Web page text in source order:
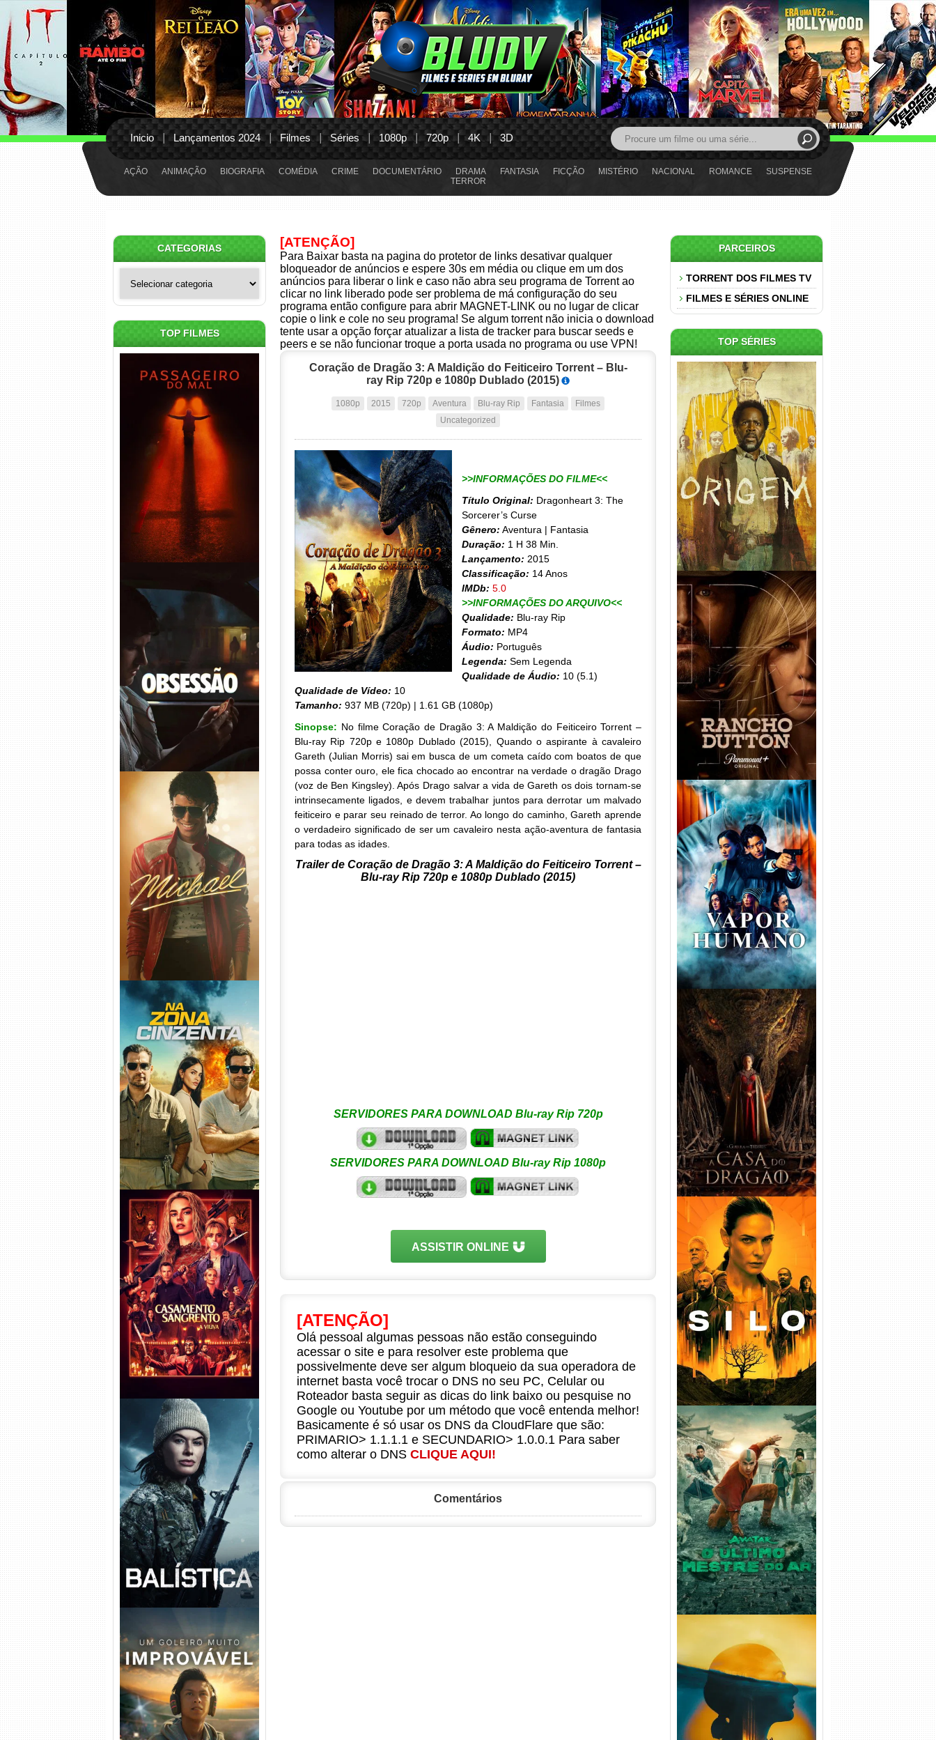
Inicio Lançamentos 2024 Filmes Séries 1080p 720p 4K 3D
AÇÃO ANIMAÇÃO BIOGRAFIA COMÉDIA CRIME DOCUMENTÁRIO DRAMA FANTASIA FICÇÃO MISTÉRIO NACIONAL ROMANCE
SUSPENSE
TERROR
[ATENÇÃO]
Para Baixar basta na pagina do protetor de links desativar qualquer
bloqueador de anúncios e espere 30s em média ou clique em um dos
anúncios para liberar o link e caso não abra seu programa de Torrent ao
clicar no link liberado pode ser problema de má configuração do seu
programa então configure para abrir MAGNET-LINK ou no lugar de clicar
copie o link e cole no seu programa! Se algum torrent não inicia o download
tente usar a opção forçar atualizar a lista de tracker para buscar seeds e
peers e se não funcionar troque a porta usada no programa ou use VPN!
Coração de Dragão 3: A Maldição do Feiticeiro Torrent – Blu-
ray Rip 720p e 1080p Dublado (2015)
1080p 2015 720p Aventura Blu-ray Rip Fantasia
Filmes
Uncategorized
>>INFORMAÇÕES DO FILME<<
Título Original: Dragonheart 3: The
Sorcerer’s Curse
Gênero: Aventura | Fantasia
Duração: 1 H 38 Min.
Lançamento: 2015
Classificação: 14 Anos
IMDb: 5.0
>>INFORMAÇÕES DO ARQUIVO<<
Qualidade: Blu-ray Rip
Formato: MP4
Áudio: Português
Legenda: Sem Legenda
Qualidade de Áudio: 10 (5.1)
Qualidade de Vídeo: 10
Tamanho: 937 MB (720p) | 1.61 GB (1080p)
Sinopse: No filme Coração de Dragão 3: A Maldição do Feiticeiro Torrent –
Blu-ray Rip 720p e 1080p Dublado (2015), Quando o aspirante à cavaleiro
Gareth (Julian Morris) sai em busca de um cometa caído com boatos de que
possa conter ouro, ele fica chocado ao encontrar na verdade o dragão Drago
(voz de Ben Kingsley). Após Drago salvar a vida de Gareth os dois tornam-se
intrinsecamente ligados, e devem trabalhar juntos para derrotar um malvado
feiticeiro e parar seu reinado de terror. Ao longo do caminho, Gareth aprende
o verdadeiro significado de ser um cavaleiro nesta ação-aventura de fantasia
para todas as idades.
Trailer de Coração de Dragão 3: A Maldição do Feiticeiro Torrent –
Blu-ray Rip 720p e 1080p Dublado (2015)
SERVIDORES PARA DOWNLOAD Blu-ray Rip 720p
SERVIDORES PARA DOWNLOAD Blu-ray Rip 1080p
ASSISTIR ONLINE
[ATENÇÃO]
Olá pessoal algumas pessoas não estão conseguindo
acessar o site e para resolver este problema que
possivelmente deve ser algum bloqueio da sua operadora de
internet basta você trocar o DNS no seu PC, Celular ou
Roteador basta seguir as dicas do link baixo ou pesquise no
Google ou Youtube por um método que você entenda melhor!
Basicamente é só usar os DNS da CloudFlare que são:
PRIMARIO> 1.1.1.1 e SECUNDARIO> 1.0.0.1 Para saber
como alterar o DNS CLIQUE AQUI!
Comentários
CATEGORIAS
TOP FILMES
Passageiro do Mal Torrent
(2026) WEB-DL 1080p Dual
Áudio
Obsessão Torrent (2026)
WEB-DL 1080p/4K Dual
Áudio
Michael Torrent (2026) WEB-
DL 1080p/4K Dual Áudio
Na Zona Cinzenta Torrent
(2026) WEB-DL 1080p/4K
Dual Áudio
Casamento Sangrento: A
Viúva Torrent (2026) WEB-DL
720p/1080p/4K Dual Áudio
Balística Torrent (2025) WEB-
DL 1080p Dual Áudio
Um Goleiro Muito Improvável
Torrent (2026) WEB-DL 1080p
Dual Áudio
PARCEIROS
TORRENT DOS FILMES TV
FILMES E SÉRIES ONLINE
TOP SÉRIES
Origem 4ª Temporada Torrent
(2026) WEB-DL 1080p/4K
Dual Áudio
Rancho Dutton 1ª
Temporada Torrent (2026)
WEB-DL 1080p Dual Áudio
Vapor Humano 1ª Temporada
Torrent (2026) WEB-DL 1080p
Dual Áudio
A Casa do Dragão 1ª
Temporada Torrent (2022)
WEB-DL 720p/1080p Dual
Áudio
Silo 1ª Temporada Torrent
(2023) WEB-DL
720p/1080p/4K Dual Áudio
Avatar: O Último Mestre do
Ar 2ª Temporada Torrent
(2026) WEB-DL 1080p Dual
Áudio
Silo 2ª Temporada (2024)
WEB-DL 1080p Dual Áudio